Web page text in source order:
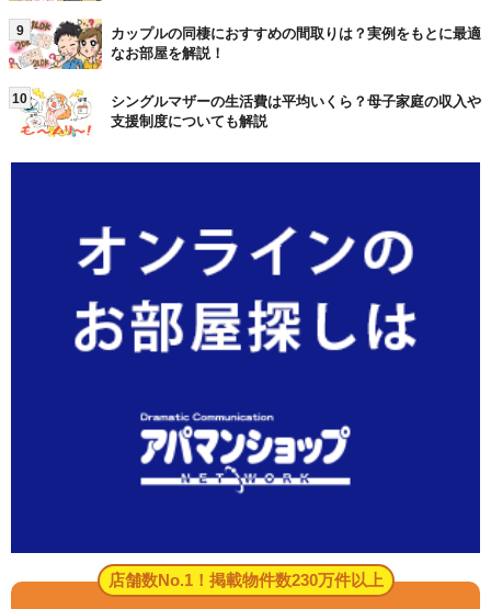
9
カップルの同棲におすすめの間取りは？実例をもとに最適
なお部屋を解説！
10
シングルマザーの生活費は平均いくら？母子家庭の収入や
支援制度についても解説
店舗数No.1！掲載物件数230万件以上